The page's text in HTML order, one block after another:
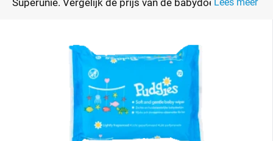
Superunie. Vergelijk de prijs van de babydoekjes en